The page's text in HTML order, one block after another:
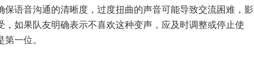
语音沟通的清晰度，过度扭曲的声音可能导致交流困难，影
如果队友明确表示不喜欢这种变声，应及时调整或停止使
一位。